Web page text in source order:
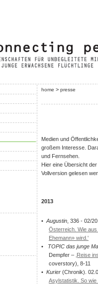
home > presse
Medien und
großem Interesse.
und Fernsehen.
Hier eine Übersicht
Vollversion gelesen
2013
• Augustin , 336 - 02/
Österreich. Wie
Ehemann» wird.'
•
TOPIC das junge
Dempfer – ‚Reise
coverstory), 8-11
• Kurier (Chronik).
Asylstatistik. So